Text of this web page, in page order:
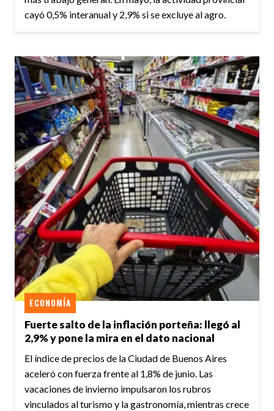
cayó 0,5% interanual y 2,9% si se excluye al agro.
Fuerte salto de la inflación porteña: llegó al
2,9% y pone la mira en el dato nacional
ECONOMÍA
El índice de precios de la Ciudad de Buenos Aires
aceleró con fuerza frente al 1,8% de junio. Las
vacaciones de invierno impulsaron los rubros
vinculados al turismo y la gastronomía, mientras crece